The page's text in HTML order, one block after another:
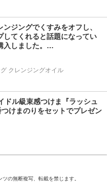
ジングでくすみをオフし、
してくれると話題になってい
入しました。…
クレンジングオイル
ドル級束感つけま『ラッシュ
けまのりをセットでプレゼン
の無断複写、転載を禁じます。